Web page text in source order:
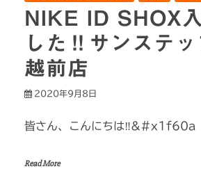
NIKE ID SHOX
した‼サンステッ
越前店
2020年9月8日
皆さん、こんにちは‼&#x1f60a
Read More